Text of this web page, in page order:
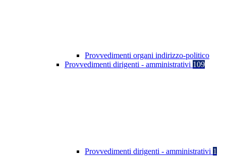
Provvedimenti organi indirizzo-politico
Provvedimenti dirigenti - amministrativi 109
Provvedimenti dirigenti - amministrativi 1